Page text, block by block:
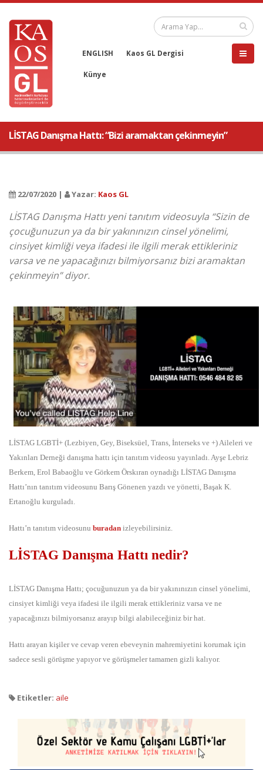
ENGLISH Kaos GL Dergisi
Künye
LİSTAG Danışma Hattı: “Bizi aramaktan çekinmeyin”
22/07/2020 | Yazar: Kaos GL
LİSTAG Danışma Hattı yeni tanıtım videosuyla “Sizin de
çocuğunuzun ya da bir yakınınızın cinsel yönelimi,
cinsiyet kimliği veya ifadesi ile ilgili merak ettikleriniz
varsa ve ne yapacağınızı bilmiyorsanız bizi aramaktan
çekinmeyin” diyor.
LİSTAG LGBTİ+ (Lezbiyen, Gey, Biseksüel, Trans, İnterseks ve +) Aileleri ve
Yakınları Derneği danışma hattı için tanıtım videosu yayınladı. Ayşe Lebriz
Berkem, Erol Babaoğlu ve Görkem Örskıran oynadığı LİSTAG Danışma
Hattı’nın tanıtım videosunu Barış Gönenen yazdı ve yönetti, Başak K.
Ertanoğlu kurguladı.
Hattı’n tanıtım videosunu buradan izleyebilirsiniz.
LİSTAG Danışma Hattı nedir?
LİSTAG Danışma Hattı; çocuğunuzun ya da bir yakınınızın cinsel yönelimi,
cinsiyet kimliği veya ifadesi ile ilgili merak ettikleriniz varsa ve ne
yapacağınızı bilmiyorsanız arayıp bilgi alabileceğiniz bir hat.
Hattı arayan kişiler ve cevap veren ebeveynin mahremiyetini korumak için
sadece sesli görüşme yapıyor ve görüşmeler tamamen gizli kalıyor.
Etiketler: aile